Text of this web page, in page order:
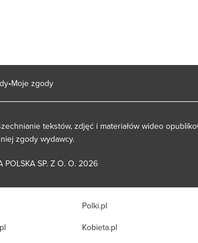
Moje zgody
tekstów, zdjęć i materiałów wideo
zgody wydawcy.
POLSKA SP. Z O. O. 2026
Polki.pl
Kobieta.pl